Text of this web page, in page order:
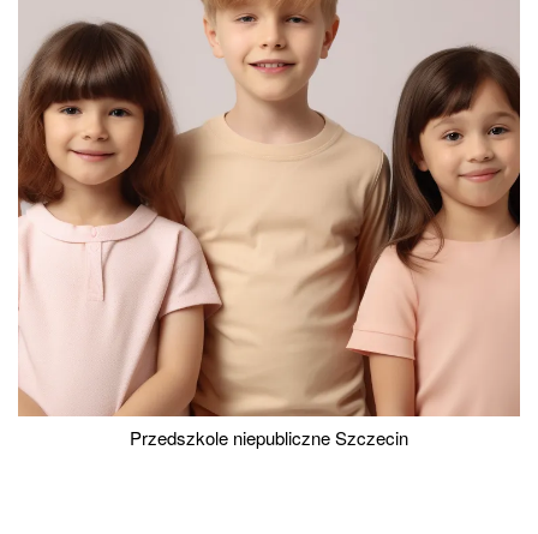
Przedszkole niepubliczne Szczecin